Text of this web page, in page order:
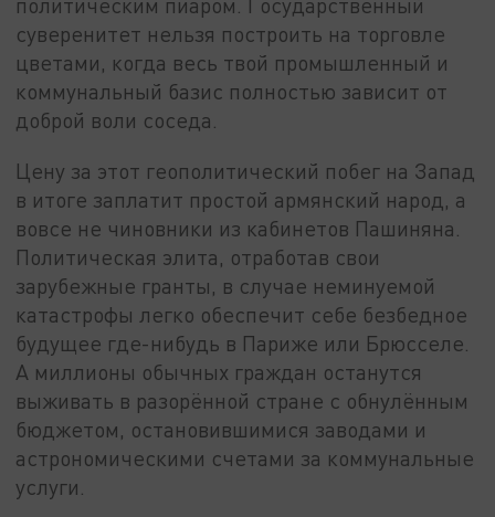
политическим пиаром. Государственный
суверенитет нельзя построить на торговле
цветами, когда весь твой промышленный и
коммунальный базис полностью зависит от
доброй воли соседа.
Цену за этот геополитический побег на Запад
в итоге заплатит простой армянский народ, а
вовсе не чиновники из кабинетов Пашиняна.
Политическая элита, отработав свои
зарубежные гранты, в случае неминуемой
катастрофы легко обеспечит себе безбедное
будущее где-нибудь в Париже или Брюсселе.
А миллионы обычных граждан останутся
выживать в разорённой стране с обнулённым
бюджетом, остановившимися заводами и
астрономическими счетами за коммунальные
услуги.